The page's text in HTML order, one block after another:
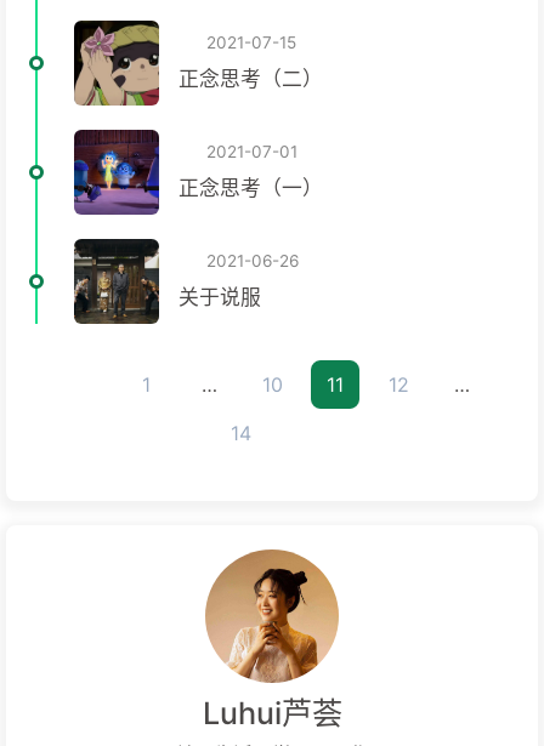
2021-07-15
正念思考（二）
2021-07-01
正念思考（一）
2021-06-26
关于说服
1 … 10 11 12
…
14
Luhui芦荟